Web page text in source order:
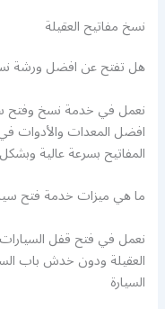
نسخ مفاتيح العقيلة
هل تفتح عن افضل ورشة
نعمل في خدمة نسخ وفتح
افضل المعدات والأدوات
المفاتيح بسرعة عالية
ما هي ميزات خدمة فتح
نعمل في فتح قفل
العقيلة ودون خدش باب
السيارة